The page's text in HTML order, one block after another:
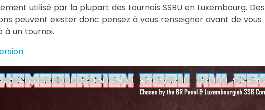
utilisé par la plupart des tournois SSBU en Luxembourg. Des
peuvent exister donc pensez à vous renseigner avant de vous
à un tournoi.